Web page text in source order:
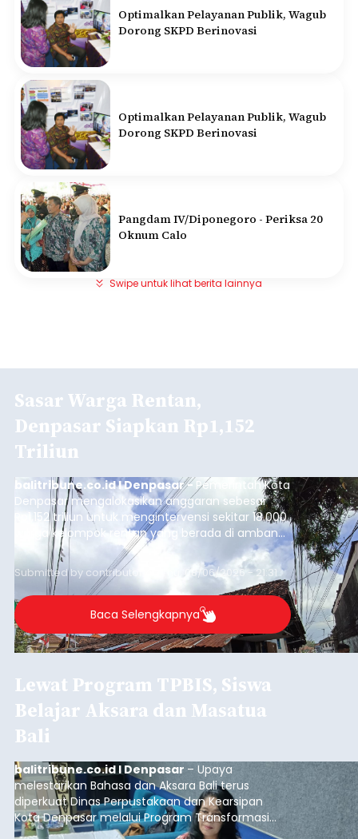
Optimalkan Pelayanan Publik, Wagub
Dorong SKPD Berinovasi
Optimalkan Pelayanan Publik, Wagub
Dorong SKPD Berinovasi
Pangdam IV/Diponegoro - Periksa 20
Oknum Calo
Swipe untuk lihat berita lainnya
Sasar Warga Rentan,
Denpasar Siapkan Rp1,152
Triliun
balitribune.co.id I Denpasar - Pemerintah Kota
Denpasar mengalokasikan anggaran sebesar
Rp1,152 triliun untuk mengintervensi sekitar 18.000
warga kelompok rentan yang berada di ambang
garis kemiskinan. Langkah strategis ini diambil
guna menjaga masyarakat yang berada pada
kelompok desil 5 dan 6 tersebut agar tidak
merosot ke kategori miskin.
Submitted by contributor Thu, 08/06/2026 - 21:31
Baca Selengkapnya
Lewat Program TPBIS, Siswa
Belajar Aksara dan Masatua
Bali
balitribune.co.id I Denpasar – Upaya
melestarikan Bahasa dan Aksara Bali terus
diperkuat Dinas Perpustakaan dan Kearsipan
Kota Denpasar melalui Program Transformasi
Perpustakaan Berbasis Inklusi Sosial (TPBIS).